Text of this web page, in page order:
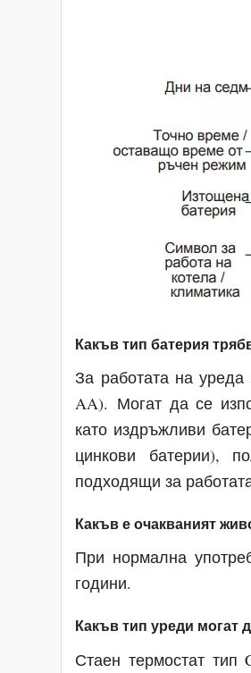
Какъв тип батерия
За работата на
AA). Могат да се
като издръжливи
цинкови батерии),
подходящи за
Какъв е очакваният
При нормална
години.
Какъв тип уреди могат
Стаен термостат тип